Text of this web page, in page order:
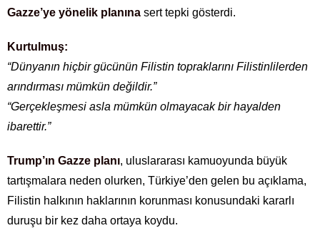
Gazze’ye yönelik planına sert tepki gösterdi.
Kurtulmuş:
“Dünyanın hiçbir gücünün Filistin topraklarını Filistinlilerden
arındırması mümkün değildir.”
“Gerçekleşmesi asla mümkün olmayacak bir hayalden
ibarettir.”
Trump’ın Gazze planı, uluslararası kamuoyunda büyük
tartışmalara neden olurken, Türkiye’den gelen bu açıklama,
Filistin halkının haklarının korunması konusundaki kararlı
duruşu bir kez daha ortaya koydu.